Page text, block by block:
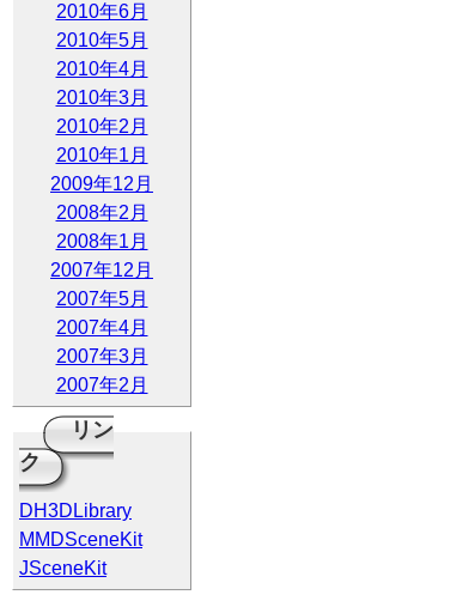
2010年6月
2010年5月
2010年4月
2010年3月
2010年2月
2010年1月
2009年12月
2008年2月
2008年1月
2007年12月
2007年5月
2007年4月
2007年3月
2007年2月
リン
ク
DH3DLibrary
MMDSceneKit
JSceneKit